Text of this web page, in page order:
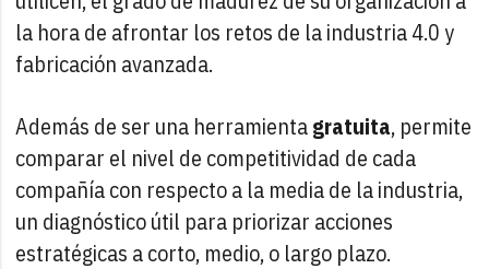
la hora de afrontar los retos de la industria 4.0 y
fabricación avanzada.
Además de ser una herramientagratuita, permite
comparar el nivel de competitividad de cada
compañía con respecto a la media de la industria,
un diagnóstico útil para priorizar acciones
estratégicas a corto, medio, o largo plazo.